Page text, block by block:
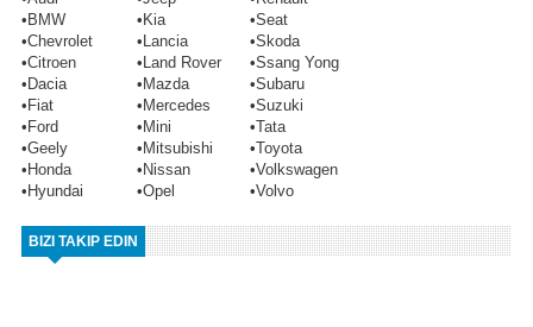
• BMW • Kia •Seat
•Chevrolet • Lancia •Skoda
•Citroen • Land Rover •Ssang Yong
• Dacia • Mazda •Subaru
• Fiat • Mercedes •Suzuki
• Ford • Mini •Tata
•Geely • Mitsubishi •Toyota
• Honda • Nissan •Volkswagen
• Hyundai •Opel •Volvo
BIZI TAKIP EDIN